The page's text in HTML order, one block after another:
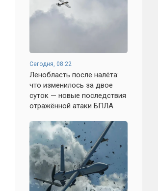
Сегодня, 08:22
Ленобласть после налёта:
что изменилось за двое
суток — новые последствия
отражённой атаки БПЛА